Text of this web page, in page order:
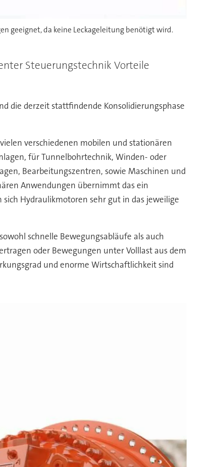
geeignet, da keine Leckageleitung benötigt wird.
Steuerungstechnik Vorteile
die derzeit stattfindende Konsolidierungsphase
verschiedenen mobilen und stationären
für Tunnelbohrtechnik, Winden- oder
Bearbeitungszentren, sowie Maschinen und
Anwendungen übernimmt das ein
Hydraulikmotoren sehr gut in das jeweilige
schnelle Bewegungsabläufe als auch
oder Bewegungen unter Volllast aus dem
und enorme Wirtschaftlichkeit sind